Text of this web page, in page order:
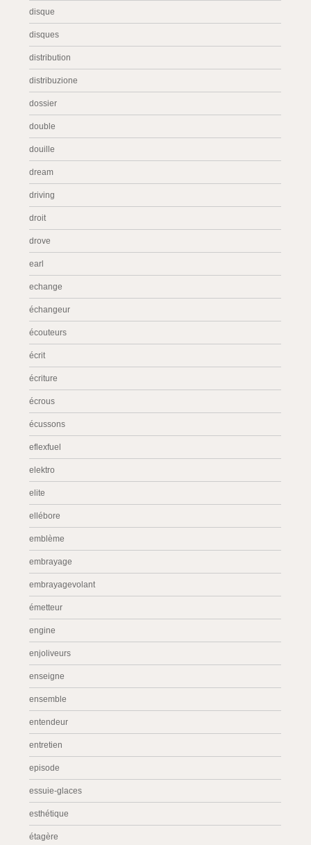
disque
disques
distribution
distribuzione
dossier
double
douille
dream
driving
droit
drove
earl
echange
échangeur
écouteurs
écrit
écriture
écrous
écussons
eflexfuel
elektro
elite
ellébore
emblème
embrayage
embrayagevolant
émetteur
engine
enjoliveurs
enseigne
ensemble
entendeur
entretien
episode
essuie-glaces
esthétique
étagère